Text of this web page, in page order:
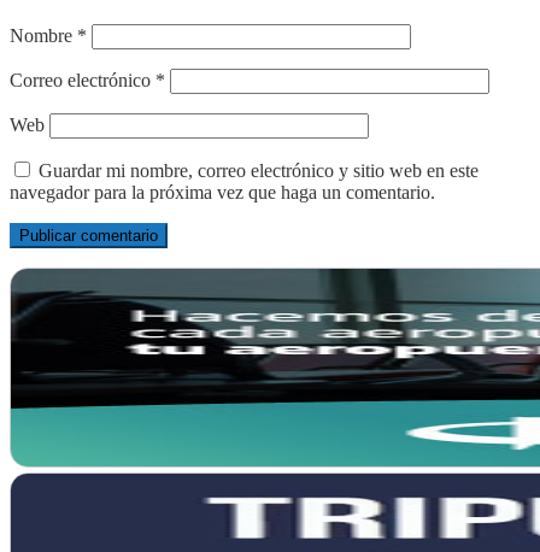
Nombre *
Correo electrónico *
Web
Guardar mi nombre, correo electrónico y sitio web en este
navegador para la próxima vez que haga un comentario.